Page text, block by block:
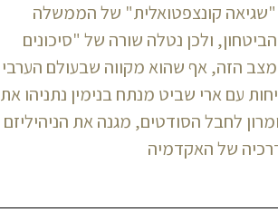
"שגיאה קונצפטואלית" של הממשלה
ולכן נטלה שורה של "סיכונים
הזה, אף שהוא מקווה שבעולם הערבי
עם ארי שביט מנתח בנימין נתניהו את
לחבל הסודטים, מגנה את הניהיליזם
של האקדמיה